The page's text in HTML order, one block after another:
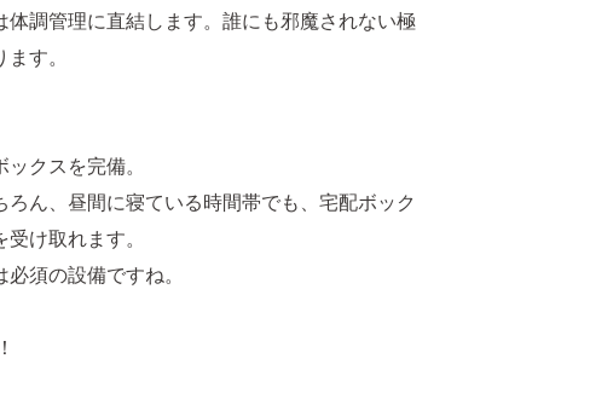
調管理に直結します。誰にも邪魔されない極
す。
クスを完備。
ん、昼間に寝ている時間帯でも、宅配ボック
け取れます。
須の設備ですね。